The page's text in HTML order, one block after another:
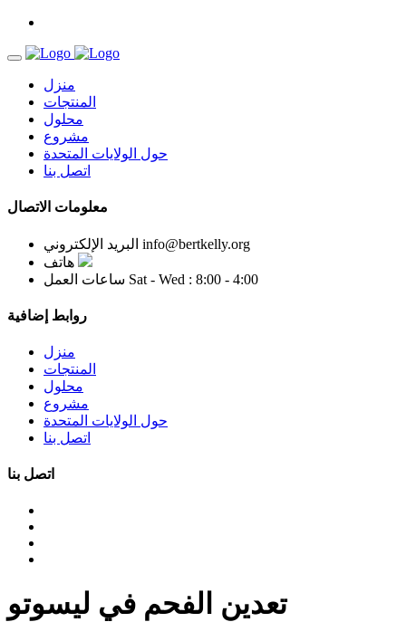
منزل
المنتجات
محلول
مشروع
حول الولايات المتحدة
اتصل بنا
معلومات الاتصال
البريد الإلكتروني info@bertkelly.org
هاتف
ساعات العمل Sat - Wed : 8:00 - 4:00
روابط إضافية
منزل
المنتجات
محلول
مشروع
حول الولايات المتحدة
اتصل بنا
اتصل بنا
تعدين الفحم في ليسوتو